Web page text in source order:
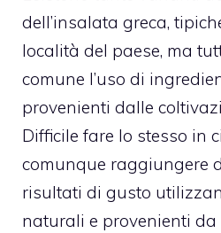
dell’insalata greca,
località del paese, ma
comune l’uso di
provenienti dalle
Difficile fare lo stesso in
comunque raggiungere
risultati di gusto
naturali e provenienti